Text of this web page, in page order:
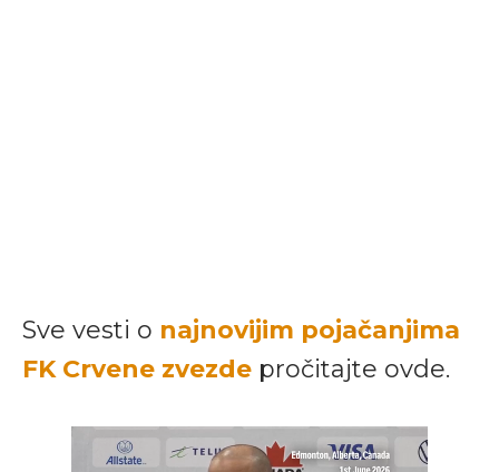
Sve vesti o najnovijim pojačanjima
FK Crvene zvezde pročitajte ovde.